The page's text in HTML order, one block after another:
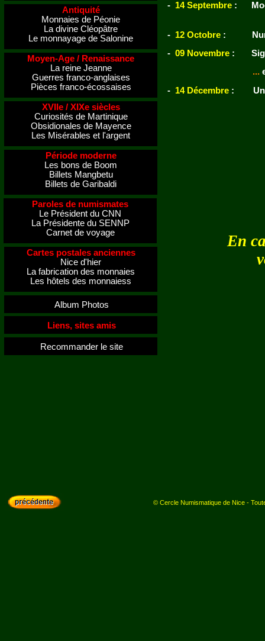
© Cercle Numismatique de Nice -
- 14 Septembre :
- 12 Octobre :
- 09 Novembre :
...
- 14 Décembre : Un
En
Antiquité
Monnaies de Péonie
La divine Cléopâtre
Le monnayage de Salonine
Moyen-Age / Renaissance
La reine Jeanne
Guerres franco-anglaises
Pièces franco-écossaises
XVIIe / XIXe siècles
Curiosités de Martinique
Obsidionales de Mayence
Les Misérables et l'argent
Période moderne
Les bons de Boom
Billets Mangbetu
Billets de Garibaldi
Paroles de numismates
Le Président du CNN
La Présidente du SENNP
Carnet de voyage
Cartes postales anciennes
Nice d'hier
La fabrication des monnaies
Les hôtels des monnaiess
Album Photos
Liens, sites amis
Recommander le site